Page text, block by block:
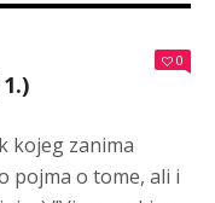
0
kojeg zanima
pojma o tome, ali i